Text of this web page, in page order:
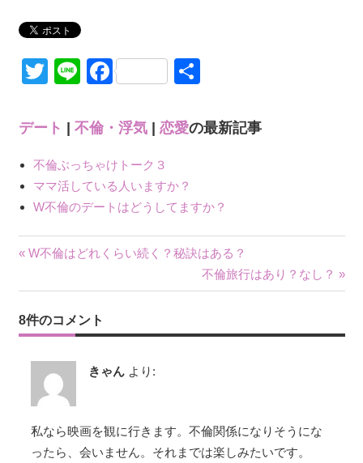
Twitter
LineFacebook
デート | 不倫・浮気| 恋愛の最新記事
不倫ぶっちゃけトーク３
ママ活している人いますか？
W不倫のデートはどうしてますか？
ナ
ビ
ゲ
ー
« W不倫はどれくらい続く？秘訣はある？
不倫旅行はあり？なし？ »
8件のコメント
きゃん より:
私なら映画を観に行きます。不倫関係になりそうにな
ったら、会いません。それまでは楽しみたいです。